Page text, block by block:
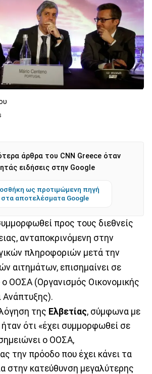
άρθρα του CNN Greece όταν
ειδήσεις στην Google
ως προτιμώμενη πηγή
στα αποτελέσματα Google
προς τους διεθνείς
ανταποκρινόμενη στην
πληροφοριών μετά την
αιτημάτων, επισημαίνει σε
ΟΟΣΑ (Οργανισμός Οικονομικής
Ανάπτυξης).
της Ελβετίας, σύμφωνα με
ότι «έχει συμμορφωθεί σε
ο ΟΟΣΑ,
την πρόοδο που έχει κάνει τα
στην κατεύθυνση μεγαλύτερης